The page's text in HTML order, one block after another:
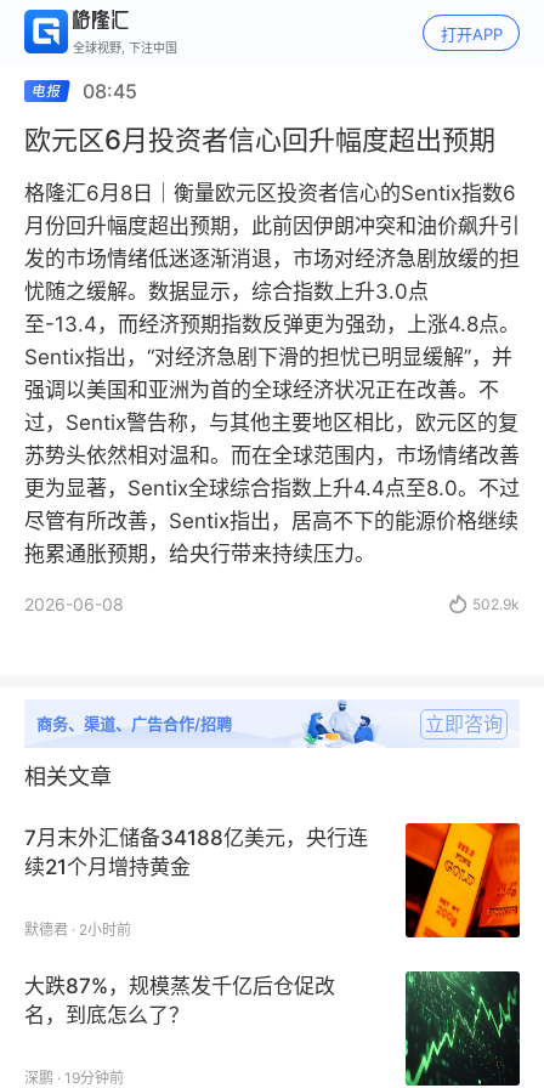
全球视野, 下注中国
打开APP
08:45
欧元区6月投资者信心回升幅度超出预期
格隆汇6月8日｜衡量欧元区投资者信心的Sentix指数6
月份回升幅度超出预期，此前因伊朗冲突和油价飙升引
发的市场情绪低迷逐渐消退，市场对经济急剧放缓的担
忧随之缓解。数据显示，综合指数上升3.0点
至-13.4，而经济预期指数反弹更为强劲，上涨4.8点。
Sentix指出，“对经济急剧下滑的担忧已明显缓解”，并
强调以美国和亚洲为首的全球经济状况正在改善。不
过，Sentix警告称，与其他主要地区相比，欧元区的复
苏势头依然相对温和。而在全球范围内，市场情绪改善
更为显著，Sentix全球综合指数上升4.4点至8.0。不过
尽管有所改善，Sentix指出，居高不下的能源价格继续
拖累通胀预期，给央行带来持续压力。
2026-06-08  502.9k
商务、渠道、广告合作/招聘 立即咨询
相关文章
7月末外汇储备34188亿美元，央行连
续21个月增持黄金
默德君 · 2小时前
大跌87%，规模蒸发千亿后仓促改
名，到底怎么了？
深鹏 · 19分钟前